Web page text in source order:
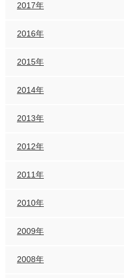
2017年
2016年
2015年
2014年
2013年
2012年
2011年
2010年
2009年
2008年